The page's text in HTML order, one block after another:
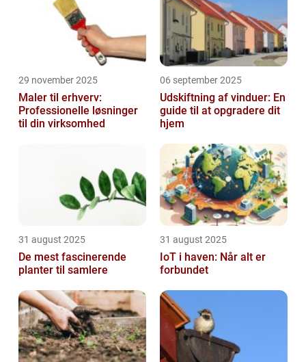
29 november 2025
Maler til erhverv:
Professionelle løsninger
til din virksomhed
06 september 2025
Udskiftning af vinduer: En
guide til at opgradere dit
hjem
31 august 2025
De mest fascinerende
planter til samlere
31 august 2025
IoT i haven: Når alt er
forbundet